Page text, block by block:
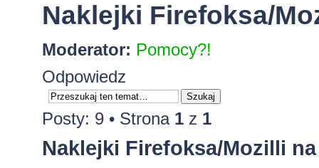
Naklejki Firefoksa/
Moderator: Pomocy?!
Odpowiedz
Posty: 9 • Strona 1z 1
Naklejki Firefoksa/Mozilli